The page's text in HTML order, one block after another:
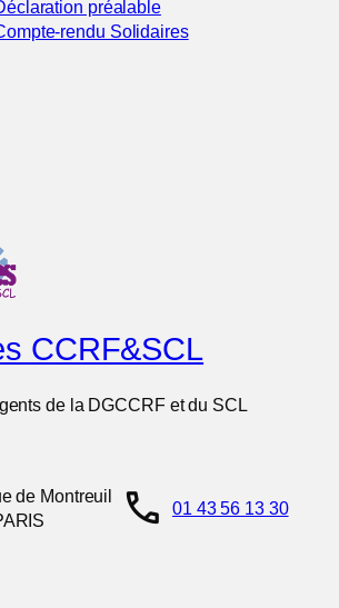
préalable
rendu Solidaires
CCRF&SCL
de la DGCCRF et du SCL
de Montreuil
call 01 43 56 13 30